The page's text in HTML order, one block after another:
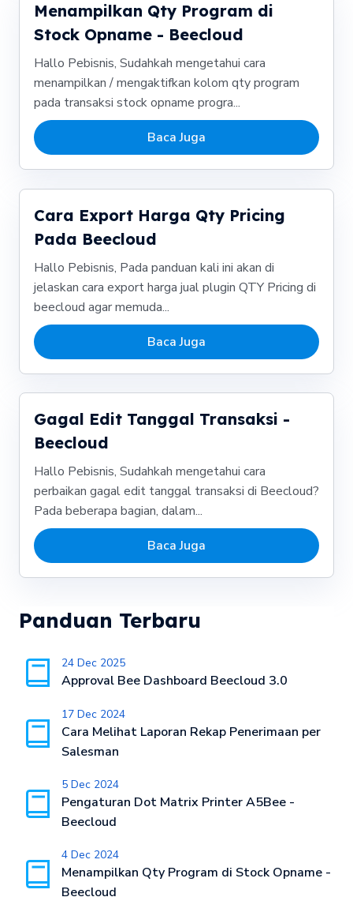
Menampilkan Qty Program di
Stock Opname - Beecloud
Hallo Pebisnis, Sudahkah mengetahui cara
menampilkan / mengaktifkan kolom qty program
pada transaksi stock opname progra...
Baca Juga
Cara Export Harga Qty Pricing
Pada Beecloud
Hallo Pebisnis, Pada panduan kali ini akan di
jelaskan cara export harga jual plugin QTY Pricing di
beecloud agar memuda...
Baca Juga
Gagal Edit Tanggal Transaksi -
Beecloud
Hallo Pebisnis, Sudahkah mengetahui cara
perbaikan gagal edit tanggal transaksi di Beecloud?
Pada beberapa bagian, dalam...
Baca Juga
Panduan Terbaru
24 Dec 2025
Approval Bee Dashboard Beecloud 3.0
17 Dec 2024
Cara Melihat Laporan Rekap Penerimaan per
Salesman
5 Dec 2024
Pengaturan Dot Matrix Printer A5Bee -
Beecloud
4 Dec 2024
Menampilkan Qty Program di Stock Opname -
Beecloud